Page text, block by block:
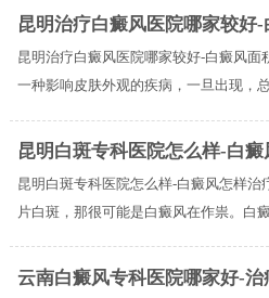
昆明治疗白癜风医院哪家较好
昆明治疗白癜风医院哪家较好-白癜风面
一种影响皮肤外观的疾病，一旦出现，
昆明白斑专科医院怎么样-白
昆明白斑专科医院怎么样-白癜风怎样
片白斑，那很可能是白癜风在作祟。白癜
云南白癜风专科医院哪家好-